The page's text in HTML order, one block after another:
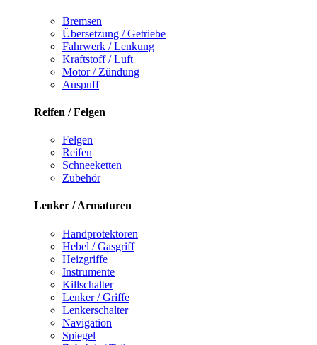
Bremsen
Übersetzung / Getriebe
Fahrwerk / Lenkung
Kraftstoff / Luft
Motor / Zündung
Auspuff
Reifen / Felgen
Felgen
Reifen
Schneeketten
Zubehör
Lenker / Armaturen
Handprotektoren
Hebel / Gasgriff
Heizgriffe
Instrumente
Killschalter
Lenker / Griffe
Lenkerschalter
Navigation
Spiegel